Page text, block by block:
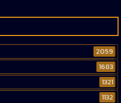
2059
1683
1321
1132